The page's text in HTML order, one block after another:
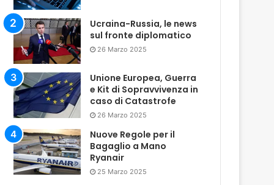
Ucraina-Russia, le news
sul fronte diplomatico
26 Marzo 2025
Unione Europea, Guerra
e Kit di Sopravvivenza in
caso di Catastrofe
26 Marzo 2025
Nuove Regole per il
Bagaglio a Mano
Ryanair
25 Marzo 2025